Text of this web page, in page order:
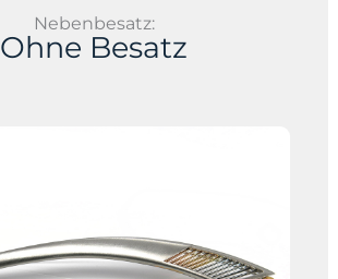
Nebenbesatz:
Ohne Besatz